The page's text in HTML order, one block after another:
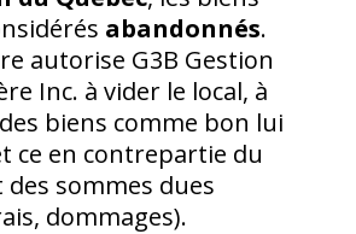
abandonnés.
autorise G3B Gestion
Inc. à vider le local, à
biens comme bon lui
ce en contrepartie du
sommes dues
dommages).